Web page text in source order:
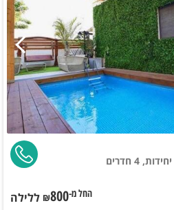
החל מ-₪800 ללילה